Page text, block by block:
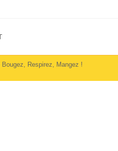
Respirez, Mangez !